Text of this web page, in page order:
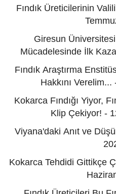
Fındık Üreticilerinin
Giresun
Mücadelesinde İlk
Fındık Araştırma
Hakkını
Kokarca Fındığı Yiyor,
Klip Çekiyor! -
Viyana'daki Anıt ve
Kokarca Tehdidi Gittikçe